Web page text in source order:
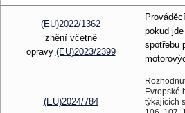
(EU)2022/1362
znění včetně
opravy (EU)2023/2399
pokud
spotřebu
(EU)2024/784
Evropské
týkajících